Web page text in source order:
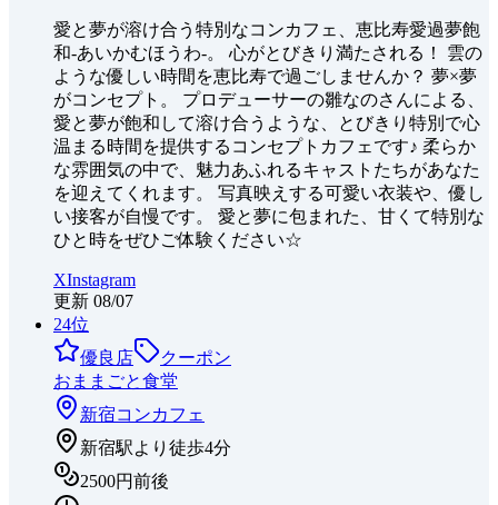
愛と夢が溶け合う特別なコンカフェ、恵比寿愛過夢飽
和-あいかむほうわ-。 心がとびきり満たされる！ 雲の
ような優しい時間を恵比寿で過ごしませんか？ 夢×夢
がコンセプト。 プロデューサーの雛なのさんによる、
愛と夢が飽和して溶け合うような、とびきり特別で心
温まる時間を提供するコンセプトカフェです♪ 柔らか
な雰囲気の中で、魅力あふれるキャストたちがあなた
を迎えてくれます。 写真映えする可愛い衣装や、優し
い接客が自慢です。 愛と夢に包まれた、甘くて特別な
ひと時をぜひご体験ください☆
XInstagram
更新 08/07
24位
優良店
クーポン
おままごと食堂
新宿コンカフェ
新宿駅より徒歩4分
2500円前後